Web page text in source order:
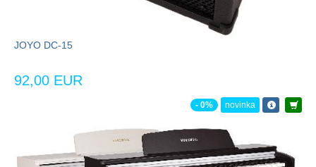
JOYO DC-15
92,00 EUR
- 0% novinka